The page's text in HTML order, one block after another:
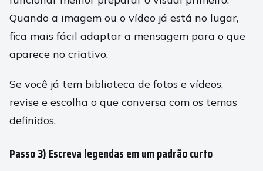
Quando a imagem ou o vídeo já está no lugar,
fica mais fácil adaptar a mensagem para o que
aparece no criativo.
Se você já tem biblioteca de fotos e vídeos,
revise e escolha o que conversa com os temas
definidos.
Passo 3) Escreva legendas em um padrão curto